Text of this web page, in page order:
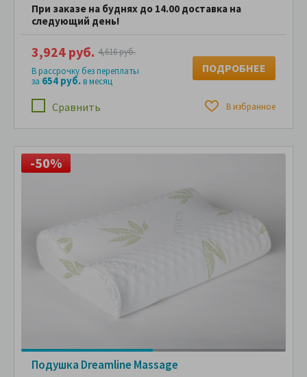
При заказе на буднях до 14.00 доставка на
следующий день!
Сравнить В избранное
3,924 руб. 4,616 руб.
В рассрочку без переплаты
за 654 руб.в месяц
ПОДРОБНЕЕ
-50%
Подушка Dreamline Massage